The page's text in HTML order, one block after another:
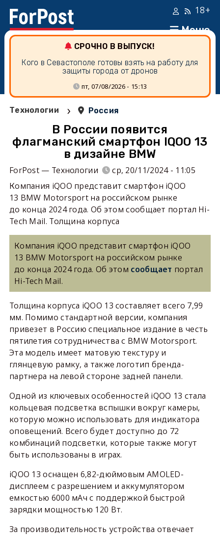
Меню
18+
СРОЧНО В ВЫПУСК!
Кого в Севастополе готовы взять на работу для
защиты города от дронов
пт, 07/08/2026 - 15:13
Технологии › Россия
В России появится
флагманский смартфон IQOO 13
в дизайне BMW
ForPost — Технологии
ср, 20/11/2024 - 11:05
Компания iQOO представит смартфон iQOO
13 BMW Motorsport на российском рынке
до конца 2024 года. Об этом сообщает портал Hi-
Tech Mail. Толщина корпуса
Компания iQOO представит смартфон iQOO
13 BMW Motorsport на российском рынке
до конца 2024 года. Об этом сообщает портал
Hi-Tech Mail.
Толщина корпуса iQOO 13 составляет всего 7,99
мм. Помимо стандартной версии, компания
привезет в Россию специальное издание в честь
пятилетия сотрудничества с BMW Motorsport.
Эта модель имеет матовую текстуру и
глянцевую рамку, а также логотип бренда-
партнера на левой стороне задней панели.
Одной из ключевых особенностей iQOO 13 стала
кольцевая подсветка вспышки вокруг камеры,
которую можно использовать для индикатора
оповещений. Всего будет доступно до 72
комбинаций подсветки, которые также могут
быть использованы в играх.
iQOO 13 оснащен 6,82-дюймовым AMOLED-
дисплеем с разрешением и аккумулятором
емкостью 6000 мАч с поддержкой быстрой
зарядки мощностью 120 Вт.
За производительность устройства отвечает